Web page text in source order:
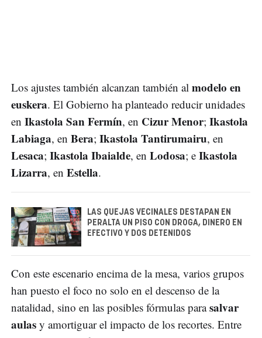
Los ajustes también alcanzan también al modelo en
euskera. El Gobierno ha planteado reducir unidades
en Ikastola San Fermín, en Cizur Menor; Ikastola
Labiaga, en Bera; Ikastola Tantirumairu, en
Lesaca; Ikastola Ibaialde, en Lodosa; e Ikastola
Lizarra, en Estella.
LAS QUEJAS VECINALES DESTAPAN EN
PERALTA UN PISO CON DROGA, DINERO EN
EFECTIVO Y DOS DETENIDOS
Con este escenario encima de la mesa, varios grupos
han puesto el foco no solo en el descenso de la
natalidad, sino en las posibles fórmulas parasalvar
aulas y amortiguar el impacto de los recortes. Entre